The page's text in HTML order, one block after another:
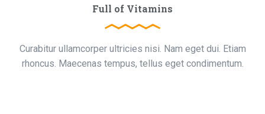
Full of Vitamins
Curabitur ullamcorper ultricies nisi. Nam eget dui. Etiam
rhoncus. Maecenas tempus, tellus eget condimentum.